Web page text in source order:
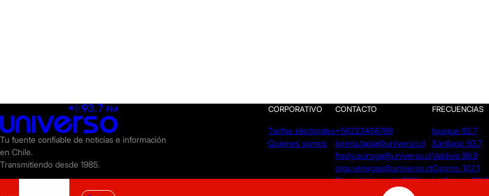
Tu fuente confiable de noticias e información
en Chile.
Transmitiendo desde 1985.
CORPORATIVO
Tarifas electorales
Quienes somos
CONTACTO
+56223456789
lorena.tapia@universo.cl
fredy.quiroga@universo.cl
olga.venegas@universo.cl
Pérez Valenzuela 1620.
Providencia - Santiago.
FRECUENCIAS
Iquique 92.7
Santiago 93.7
Valdivia 99.9
Osorno 102.1
La Serena 92.9